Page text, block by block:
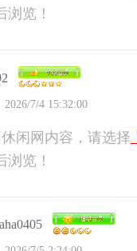
浏览！
2026/7/4 15:32:00
闲网内容，请选择
浏览！